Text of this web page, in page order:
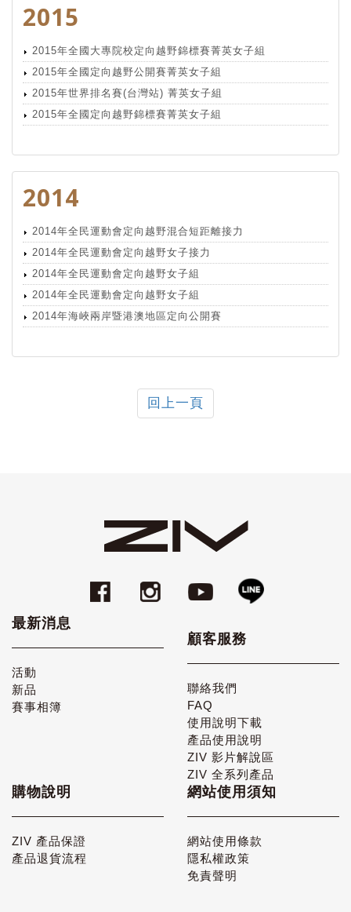
2015
2015年全國大專院校定向越野錦標賽菁英女子組
2015年全國定向越野公開賽菁英女子組
2015年世界排名賽(台灣站) 菁英女子組
2015年全國定向越野錦標賽菁英女子組
2014
2014年全民運動會定向越野混合短距離接力
2014年全民運動會定向越野女子接力
2014年全民運動會定向越野女子組
2014年全民運動會定向越野女子組
2014年海峽兩岸暨港澳地區定向公開賽
回上一頁
最新消息
活動
新品
賽事相簿
顧客服務
聯絡我們
FAQ
使用說明下載
產品使用說明
ZIV 影片解說區
ZIV 全系列產品
購物說明
ZIV 產品保證
產品退貨流程
網站使用須知
網站使用條款
隱私權政策
免責聲明